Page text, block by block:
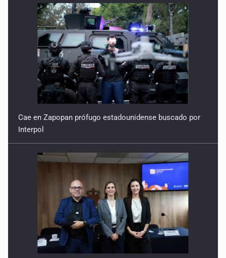
Cae en Zapopan prófugo estadounidense buscado por
Interpol